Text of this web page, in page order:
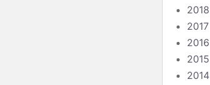
2018
2017
2016
2015
2014